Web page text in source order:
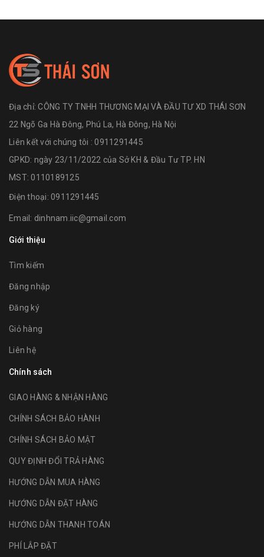
Địa chỉ:CÔNG TY TNHH THƯƠNG MẠI VÀ ĐẦU TƯ XD THÁI SƠN
22 Ngõ Ga Hà Đông, Phú La, Hà Đông, Hà Nội
Liên kết với chúng tôi : 0911291445
GPKD: ngày 23/11/2022 của Sở KH & Đầu Tư TP. HN
MST: 0110189125
Điện thoại: 0911291445
Email: dinhnam.iic@gmail.com
Giới thiệu
Tìm kiếm
Đăng nhập
Đăng ký
Giỏ hàng
Liên hệ
Chính sách
GIAO HÀNG & NHẬN HÀNG
CHÍNH SÁCH BẢO HÀNH
CHÍNH SÁCH BẢO MẬT
QUY ĐỊNH ĐỔI TRẢ HÀNG
HƯỚNG DẪN MUA HÀNG
HƯỚNG DẪN ĐẶT HÀNG
HƯỚNG DẪN THANH TOÁN
PHÍ LẮP ĐẶT